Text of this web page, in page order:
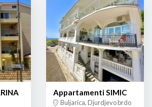
Appartamenti SIMIC
Buljarica, Djurdjevo brdo